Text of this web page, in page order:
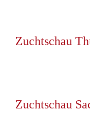
Zuchtschau
Zuchtschau